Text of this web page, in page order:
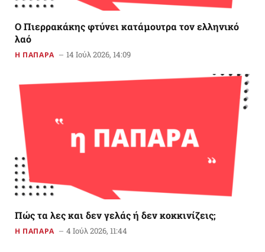
Ο Πιερρακάκης φτύνει κατάμουτρα τον ελληνικό
λαό
Η ΠΑΠΑΡΑ 14 Ιούλ 2026, 14:09
Πώς τα λες και δεν γελάς ή δεν κοκκινίζεις;
Η ΠΑΠΑΡΑ 4 Ιούλ 2026, 11:44